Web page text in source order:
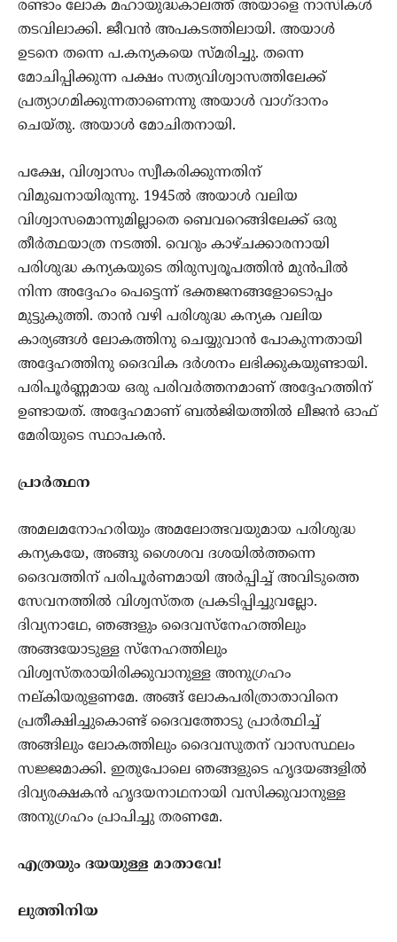
രണ്ടാം ലോക മഹായുദ്ധകാലത്ത് അയാളെ നാസികള്‍
തടവിലാക്കി. ജീവന്‍ അപകടത്തിലായി. അയാള്‍
ഉടനെ തന്നെ പ.കന്യകയെ സ്മരിച്ചു. തന്നെ
മോചിപ്പിക്കുന്ന പക്ഷം സത്യവിശ്വാസത്തിലേക്ക്
പ്രത്യാഗമിക്കുന്നതാണെന്നു അയാള്‍ വാഗ്ദാനം
ചെയ്തു. അയാള്‍ മോചിതനായി.
പക്ഷേ, വിശ്വാസം സ്വീകരിക്കുന്നതിന്
വിമുഖനായിരുന്നു. 1945ല്‍ അയാള്‍ വലിയ
വിശ്വാസമൊന്നുമില്ലാതെ ബെവറെങ്ങിലേക്ക് ഒരു
തീര്‍ത്ഥയാത്ര നടത്തി. വെറും കാഴ്ചക്കാരനായി
പരിശുദ്ധ കന്യകയുടെ തിരുസ്വരൂപത്തിന്‍ മുന്‍പില്‍
നിന്ന അദ്ദേഹം പെട്ടെന്ന് ഭക്തജനങ്ങളോടൊപ്പം
മുട്ടുകുത്തി. താന്‍ വഴി പരിശുദ്ധ കന്യക വലിയ
കാര്യങ്ങള്‍ ലോകത്തിനു ചെയ്യുവാന്‍ പോകുന്നതായി
അദ്ദേഹത്തിനു ദൈവിക ദര്‍ശനം ലഭിക്കുകയുണ്ടായി.
പരിപൂര്‍ണ്ണമായ ഒരു പരിവര്‍ത്തനമാണ് അദ്ദേഹത്തിന്
ഉണ്ടായത്. അദ്ദേഹമാണ് ബല്‍ജിയത്തില്‍ ലീജന്‍ ഓഫ്
മേരിയുടെ സ്ഥാപകന്‍.
പ്രാര്‍ത്ഥന
അമലമനോഹരിയും അമലോത്ഭവയുമായ പരിശുദ്ധ
കന്യകയേ, അങ്ങു ശൈശവ ദശയില്‍ത്തന്നെ
ദൈവത്തിന് പരിപൂര്‍ണമായി അര്‍പ്പിച്ച് അവിടുത്തെ
സേവനത്തില്‍ വിശ്വസ്തത പ്രകടിപ്പിച്ചുവല്ലോ.
ദിവ്യനാഥേ, ഞങ്ങളും ദൈവസ്‌നേഹത്തിലും
അങ്ങയോടുള്ള സ്‌നേഹത്തിലും
വിശ്വസ്തരായിരിക്കുവാനുള്ള അനുഗ്രഹം
നല്കിയരുളണമേ. അങ്ങ് ലോകപരിത്രാതാവിനെ
പ്രതീക്ഷിച്ചുകൊണ്ട് ദൈവത്തോടു പ്രാര്‍ത്ഥിച്ച്
അങ്ങിലും ലോകത്തിലും ദൈവസുതന് വാസസ്ഥലം
സജ്ജമാക്കി. ഇതുപോലെ ഞങ്ങളുടെ ഹൃദയങ്ങളില്‍
ദിവ്യരക്ഷകന്‍ ഹൃദയനാഥനായി വസിക്കുവാനുള്ള
അനുഗ്രഹം പ്രാപിച്ചു തരണമേ.
എത്രയും ദയയുള്ള മാതാവേ!
ലുത്തിനിയ